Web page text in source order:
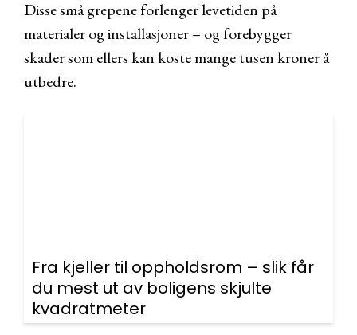
Disse små grepene forlenger levetiden på
materialer og installasjoner – og forebygger
skader som ellers kan koste mange tusen kroner å
utbedre.
Fra kjeller til oppholdsrom – slik får
du mest ut av boligens skjulte
kvadratmeter